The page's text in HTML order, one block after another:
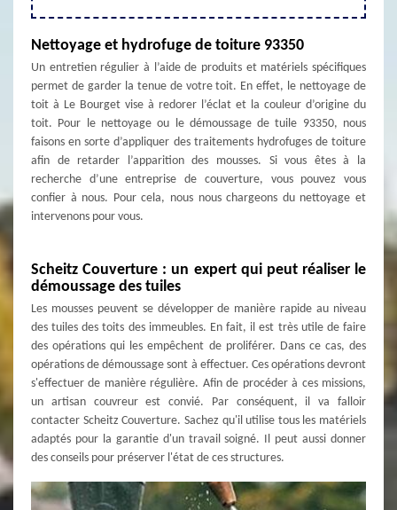
Nettoyage et hydrofuge de toiture 93350
Un entretien régulier à l’aide de produits et matériels spécifiques
permet de garder la tenue de votre toit. En effet, le nettoyage de
toit à Le Bourget vise à redorer l’éclat et la couleur d’origine du
toit. Pour le nettoyage ou le démoussage de tuile 93350, nous
faisons en sorte d’appliquer des traitements hydrofuges de toiture
afin de retarder l’apparition des mousses. Si vous êtes à la
recherche d’une entreprise de couverture, vous pouvez vous
confier à nous. Pour cela, nous nous chargeons du nettoyage et
intervenons pour vous.
Scheitz Couverture : un expert qui peut réaliser le
démoussage des tuiles
Les mousses peuvent se développer de manière rapide au niveau
des tuiles des toits des immeubles. En fait, il est très utile de faire
des opérations qui les empêchent de proliférer. Dans ce cas, des
opérations de démoussage sont à effectuer. Ces opérations devront
s'effectuer de manière régulière. Afin de procéder à ces missions,
un artisan couvreur est convié. Par conséquent, il va falloir
contacter Scheitz Couverture. Sachez qu'il utilise tous les matériels
adaptés pour la garantie d'un travail soigné. Il peut aussi donner
des conseils pour préserver l'état de ces structures.